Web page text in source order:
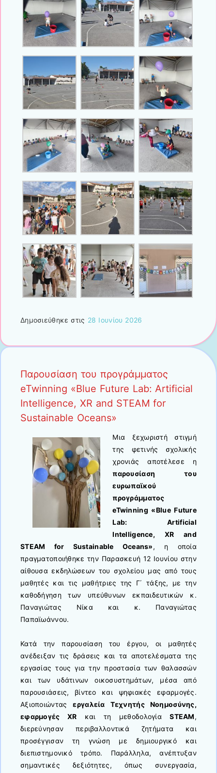
Δημοσιεύθηκε στις 28 Ιουνίου 2026
Παρουσίαση του προγράμματος
eTwinning «Blue Future Lab: Artificial
Intelligence, XR and STEAM for
Sustainable Oceans»
Μια ξεχωριστή στιγμή
της φετινής σχολικής
χρονιάς αποτέλεσε η
παρουσίαση του
ευρωπαϊκού
προγράμματος
eTwinning «Blue Future
Lab: Artificial
Intelligence, XR and
STEAM for Sustainable Oceans», η οποία
πραγματοποιήθηκε την Παρασκευή 12 Ιουνίου στην
αίθουσα εκδηλώσεων του σχολείου μας από τους
μαθητές και τις μαθήτριες της Γ΄ τάξης, με την
καθοδήγηση των υπεύθυνων εκπαιδευτικών κ.
Παναγιώτας Νίκα και κ. Παναγιώτας
Παπαϊωάννου.
Κατά την παρουσίαση του έργου, οι μαθητές
ανέδειξαν τις δράσεις και τα αποτελέσματα της
εργασίας τους για την προστασία των θαλασσών
και των υδάτινων οικοσυστημάτων, μέσα από
παρουσιάσεις, βίντεο και ψηφιακές εφαρμογές.
Αξιοποιώνταςεργαλεία Τεχνητής Νοημοσύνης,
εφαρμογές XR και τη μεθοδολογίαSTEAM,
διερεύνησαν περιβαλλοντικά ζητήματα και
προσέγγισαν τη γνώση με δημιουργικό και
διεπιστημονικό τρόπο. Παράλληλα, ανέπτυξαν
σημαντικές δεξιότητες, όπως συνεργασία,